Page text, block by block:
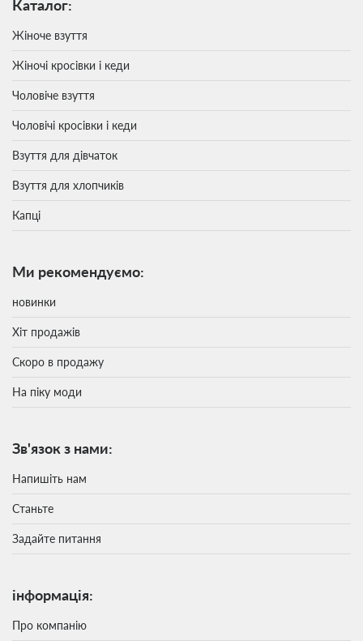
Каталог:
Жіноче взуття
Жіночі кросівки і кеди
Чоловіче взуття
Чоловічі кросівки і кеди
Взуття для дівчаток
Взуття для хлопчиків
Капці
Ми рекомендуємо:
новинки
Хіт продажів
Скоро в продажу
На піку моди
Зв'язок з нами:
Напишіть нам
Станьте
Задайте питання
інформація:
Про компанію